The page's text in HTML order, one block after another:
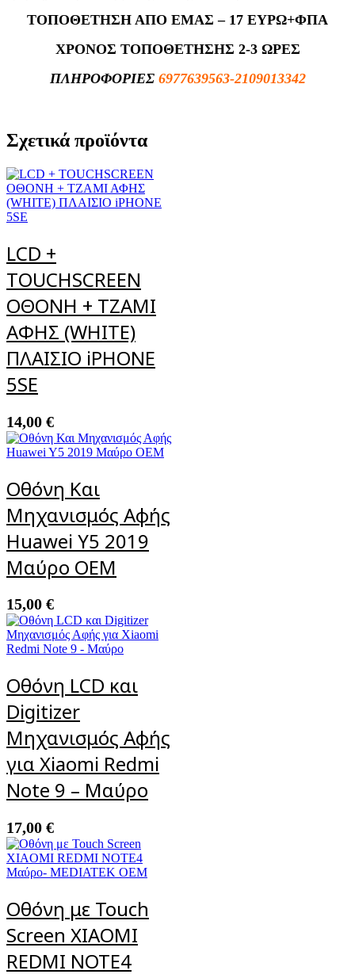
ΤΟΠΟΘΕΤΗΣΗ ΑΠΟ ΕΜΑΣ – 17 ΕΥΡΩ+ΦΠΑ
ΧΡΟΝΟΣ ΤΟΠΟΘΕΤΗΣΗΣ 2-3 ΩΡΕΣ
ΠΛΗΡΟΦΟΡΙΕΣ 6977639563-2109013342
Σχετικά προϊόντα
LCD +
TOUCHSCREEN
ΟΘΟΝΗ + ΤΖΑΜΙ
ΑΦΗΣ (WHITE)
ΠΛΑΙΣΙΟ iPHONE
5SE
14,00 €
Οθόνη Και
Μηχανισμός Αφής
Huawei Y5 2019
Μαύρο OEM
15,00 €
Οθόνη LCD και
Digitizer
Μηχανισμός Αφής
για Xiaomi Redmi
Note 9 – Μαύρο
17,00 €
Οθόνη με Touch
Screen XIAOMI
REDMΙ ΝΟΤΕ4